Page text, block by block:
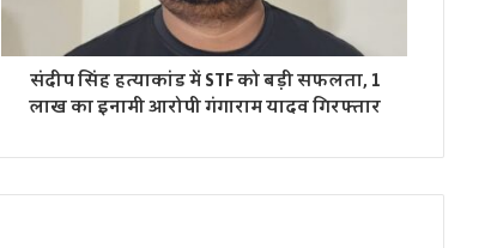
संदीप सिंह हत्याकांड में STF को बड़ी सफलता, 1
लाख का इनामी आरोपी गंगाराम यादव गिरफ्तार